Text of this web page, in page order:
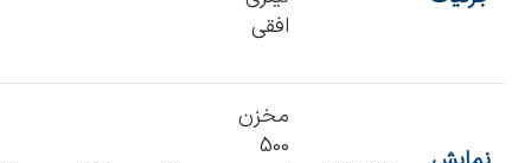
افقی
مخزن
500